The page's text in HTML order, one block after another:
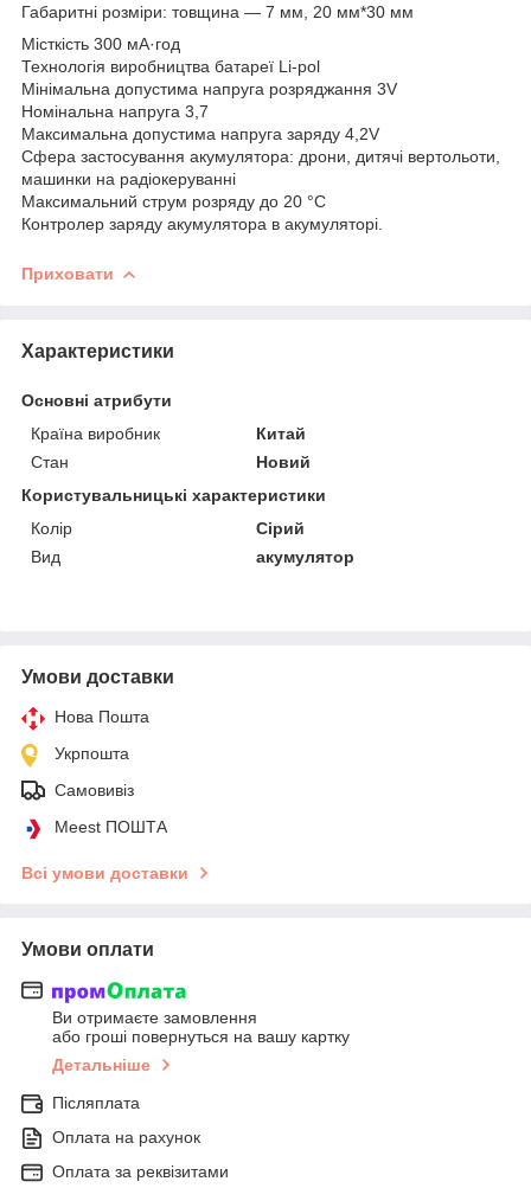
Габаритні розміри: товщина — 7 мм, 20 мм*30 мм
Місткість 300 мА·год
Технологія виробництва батареї Li-pol
Мінімальна допустима напруга розряджання 3V
Номінальна напруга 3,7
Максимальна допустима напруга заряду 4,2V
Сфера застосування акумулятора: дрони, дитячі вертольоти,
машинки на радіокеруванні
Максимальний струм розряду до 20 °C
Контролер заряду акумулятора в акумуляторі.
Приховати
Характеристики
Основні атрибути
Країна виробник
Китай
Стан
Новий
Користувальницькі характеристики
Колір
Сірий
Вид
акумулятор
Умови доставки
Нова Пошта
Укрпошта
Самовивіз
Meest ПОШТА
Всі умови доставки
Умови оплати
Ви отримаєте замовлення
або гроші повернуться на вашу картку
Детальніше
Післяплата
Оплата на рахунок
Оплата за реквізитами